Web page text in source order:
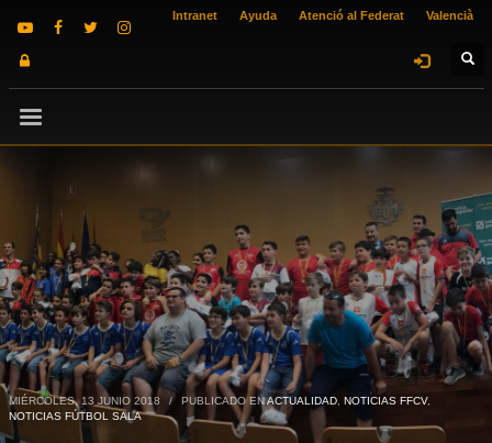
Intranet Ayuda Atenció al Federat Valencià
MIÉRCOLES, 13 JUNIO 2018 / PUBLICADO ENACTUALIDAD, NOTICIAS FFCV,
NOTICIAS FÚTBOL SALA